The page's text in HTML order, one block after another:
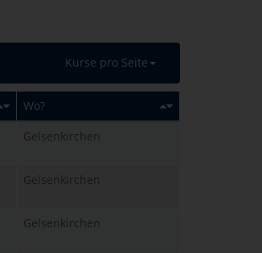
Kurse pro Seite
Wo?
Gelsenkirchen
Gelsenkirchen
Gelsenkirchen